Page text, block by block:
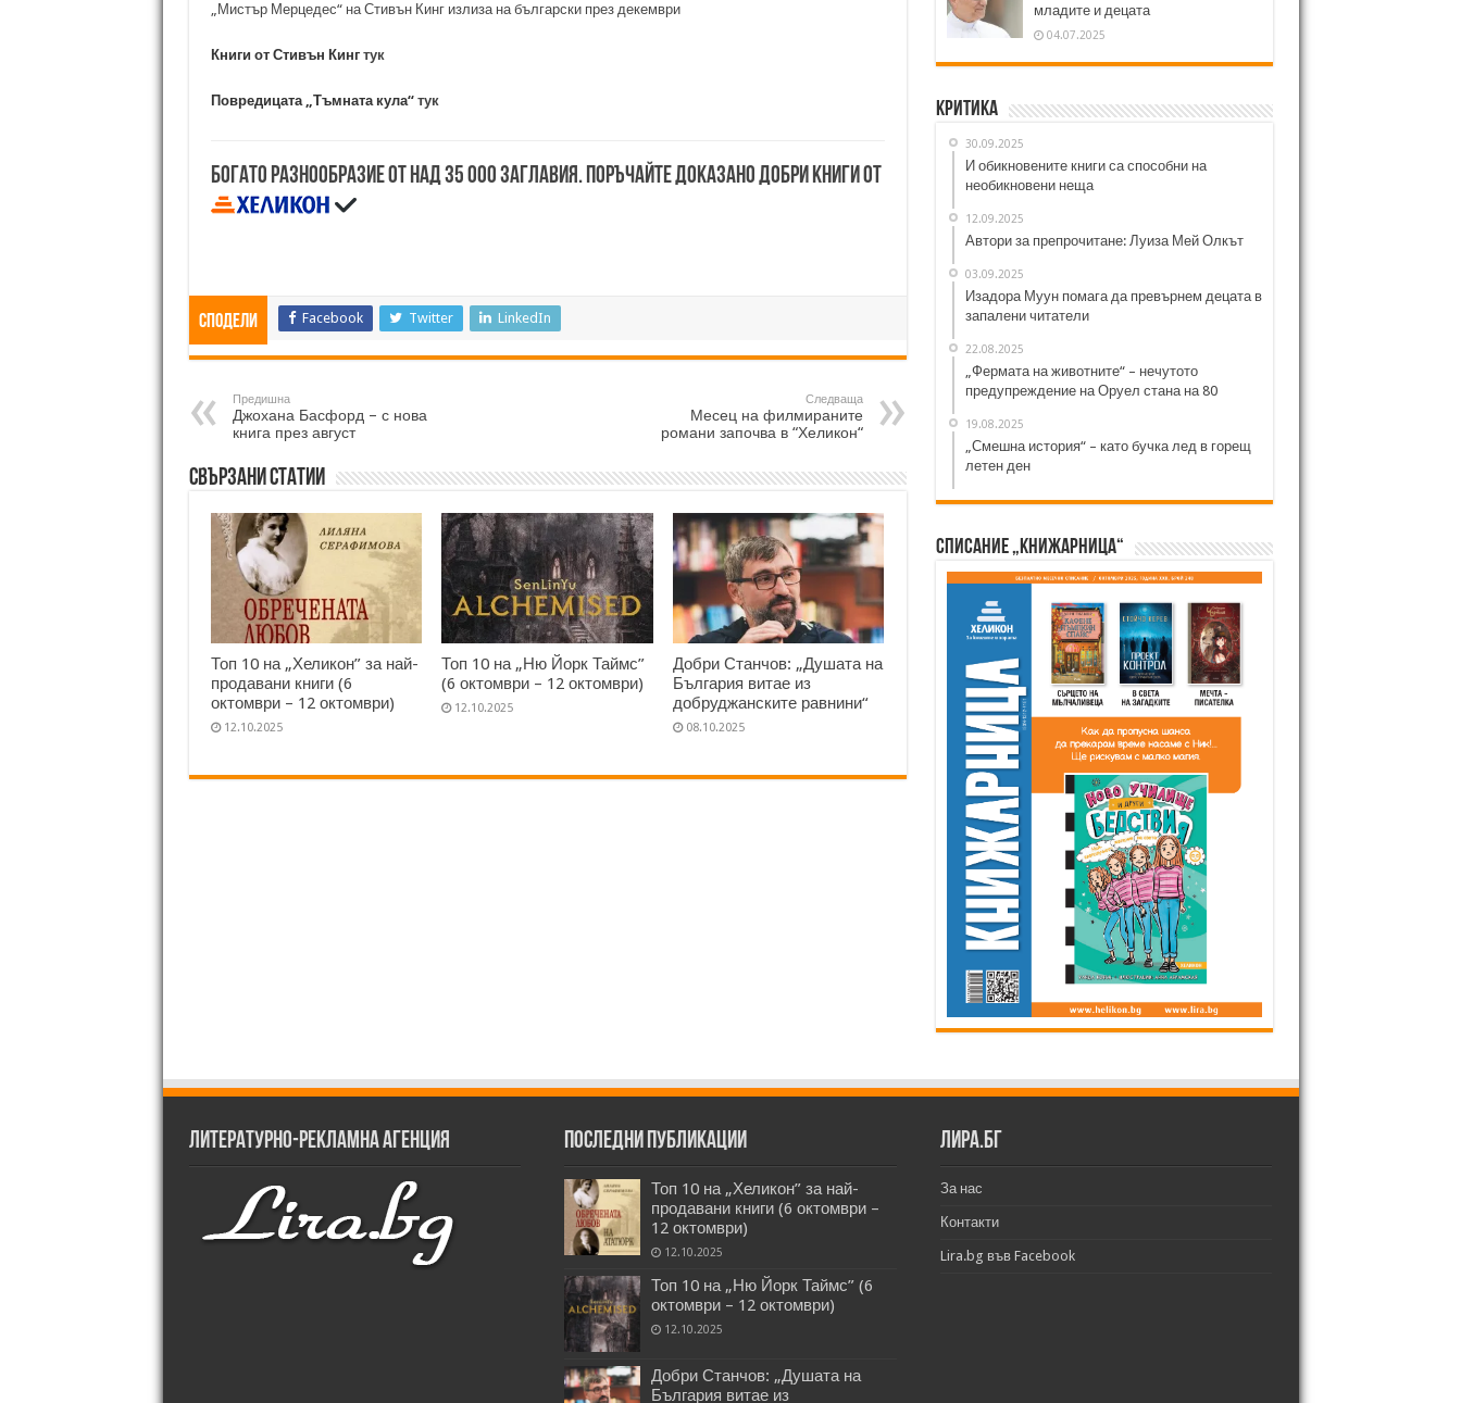
„Мистър Мерцедес“ на Стивън Кинг излиза на български през декември
Книги от Стивън Кинг тук
Повредицата „Тъмната кула“ тук
Богато разнообразие от над 35 000 заглавия. Поръчайте доказано добри книги от
Сподели Facebook Twitter LinkedIn
Предишна
Джохана Басфорд – с нова
книга през август
Следваща
Месец на филмираните
романи започва в “Хеликон“
Свързани статии
Топ 10 на „Хеликон” за най-
продавани книги (6
октомври – 12 октомври)
12.10.2025
Топ 10 на „Ню Йорк Таймс”
(6 октомври – 12 октомври)
12.10.2025
Добри Станчов: „Душата на
България витае из
добруджанските равнини“
08.10.2025
младите и децата
04.07.2025
Критика
30.09.2025
И обикновените книги са способни на
необикновени неща
12.09.2025
Автори за препрочитане: Луиза Мей Олкът
03.09.2025
Изадора Муун помага да превърнем децата в
запалени читатели
22.08.2025
„Фермата на животните“ – нечутото
предупреждение на Оруел стана на 80
19.08.2025
„Смешна история“ – като бучка лед в горещ
летен ден
Списание „Книжарница“
Литературно-рекламна агенция Последни публикации
Топ 10 на „Хеликон” за най-
продавани книги (6 октомври –
12 октомври)
12.10.2025
Топ 10 на „Ню Йорк Таймс” (6
октомври – 12 октомври)
12.10.2025
Добри Станчов: „Душата на
България витае из
Лира.бг
За нас
Контакти
Lira.bg във Facebook